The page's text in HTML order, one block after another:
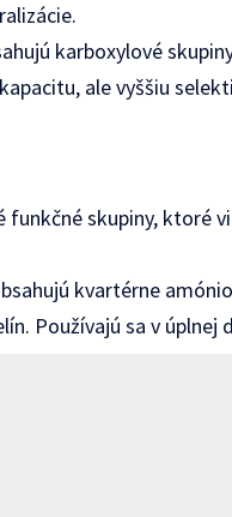
karboxylové
ale vyššiu
funkčné skupiny, ktoré
kvartérne
Používajú sa v úplnej